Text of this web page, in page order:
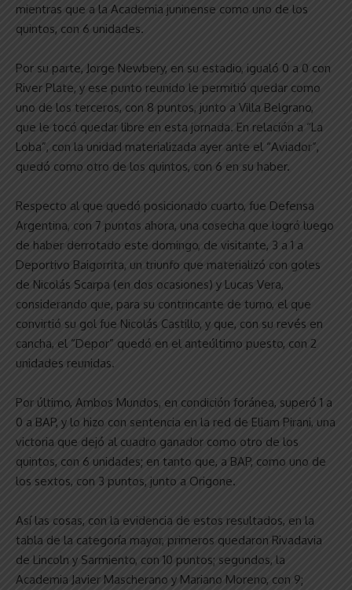
mientras que a la Academia juninense como uno de los
quintos, con 6 unidades.
Por su parte, Jorge Newbery, en su estadio, igualó 0 a 0 con
River Plate, y ese punto reunido le permitió quedar como
uno de los terceros, con 8 puntos, junto a Villa Belgrano,
que le tocó quedar libre en esta jornada. En relación a “La
Loba”, con la unidad materializada ayer ante el “Aviador”,
quedó como otro de los quintos, con 6 en su haber.
Respecto al que quedó posicionado cuarto, fue Defensa
Argentina, con 7 puntos ahora, una cosecha que logró luego
de haber derrotado este domingo, de visitante, 3 a 1 a
Deportivo Baigorrita, un triunfo que materializó con goles
de Nicolás Scarpa (en dos ocasiones) y Lucas Vera,
considerando que, para su contrincante de turno, el que
convirtió su gol fue Nicolás Castillo, y que, con su revés en
cancha, el “Depor” quedó en el anteúltimo puesto, con 2
unidades reunidas.
Por último, Ambos Mundos, en condición foránea, superó 1 a
0 a BAP, y lo hizo con sentencia en la red de Eliam Pirani, una
victoria que dejó al cuadro ganador como otro de los
quintos, con 6 unidades; en tanto que, a BAP, como uno de
los sextos, con 3 puntos, junto a Origone.
Así las cosas, con la evidencia de estos resultados, en la
tabla de la categoría mayor, primeros quedaron Rivadavia
de Lincoln y Sarmiento, con 10 puntos; segundos, la
Academia Javier Mascherano y Mariano Moreno, con 9;